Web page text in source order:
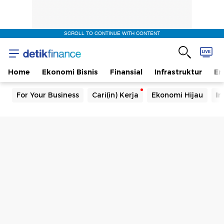
SCROLL TO CONTINUE WITH CONTENT
Home Ekonomi Bisnis Finansial Infrastruktur
For Your Business Cari(in) Kerja Ekonomi Hijau